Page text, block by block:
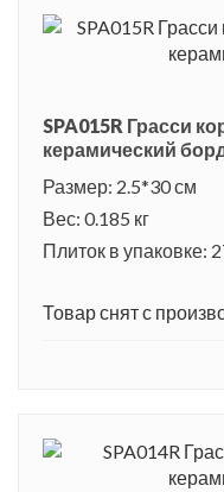
SPA015R Грасси
керамический
Размер: 2.5*30 см
Вес: 0.185 кг
Плиток в упаковке:
Товар снят с